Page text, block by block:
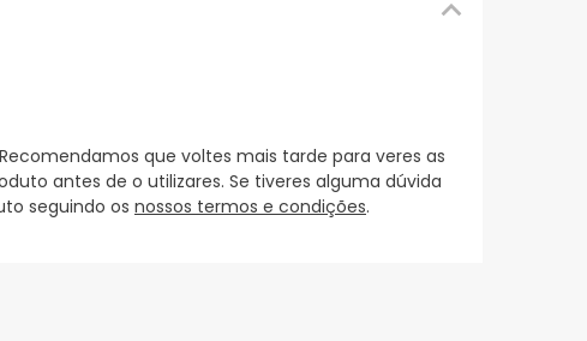
que voltes mais tarde para veres as
antes de o utilizares. Se tiveres alguma dúvida
seguindo os nossos termos e condições.